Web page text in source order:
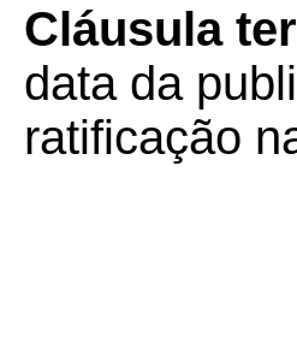
Cláusula
data da
ratificação